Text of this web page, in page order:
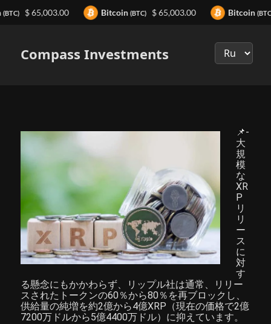
Compass Investments
📌-
大
規
模
な
XR
P
リ
リ
ー
ス
に
対
す
る懸念にもかかわらず、リップル社は通常、リリー
スされたトークンの60％から80％を再ブロックし、
供給量の純増を約2億から4億XRP（現在の価格で2億
7200万ドルから5億4400万ドル）に抑えています。
(BTC) $ 65,003.00 Bitcoin (BTC) $ 65,003.00 Bitcoin